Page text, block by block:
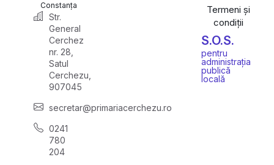
Constanța
Str.
General
Cerchez
nr. 28,
Satul
Cerchezu,
907045
secretar@primariacerchezu.ro
0241
780
204
Termeni și
condiții
S.O.S.
pentru
administrația
publică
locală